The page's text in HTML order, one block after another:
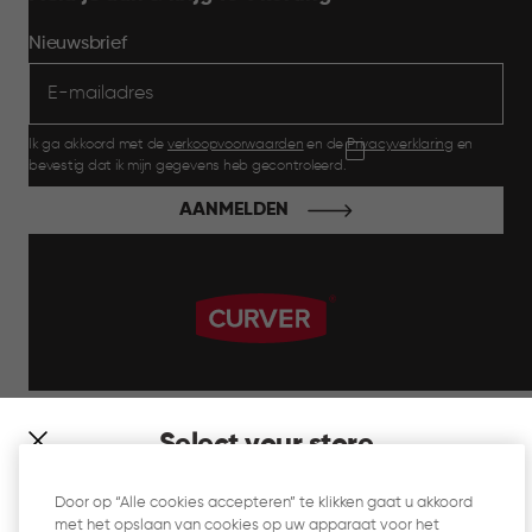
Select your store
which store would you like to shop?
Nieuwsbrief
Ik ga akkoord met de verkoopvoorwaarden en dePrivacyverklaring en
bevestig dat ik mijn gegevens heb gecontroleerd.
AANMELDEN
Door op “Alle cookies accepteren” te klikken gaat u akkoord
met het opslaan van cookies op uw apparaat voor het